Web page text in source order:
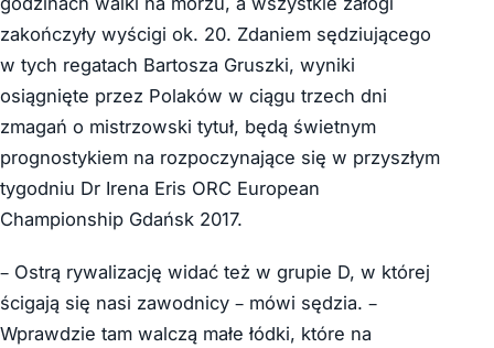
zakończyły wyścigi ok. 20. Zdaniem sędziującego
w tych regatach Bartosza Gruszki, wyniki
osiągnięte przez Polaków w ciągu trzech dni
zmagań o mistrzowski tytuł, będą świetnym
prognostykiem na rozpoczynające się w przyszłym
tygodniu Dr Irena Eris ORC European
Championship Gdańsk 2017.
– Ostrą rywalizację widać też w grupie D, w której
ścigają się nasi zawodnicy – mówi sędzia. –
Wprawdzie tam walczą małe łódki, które na